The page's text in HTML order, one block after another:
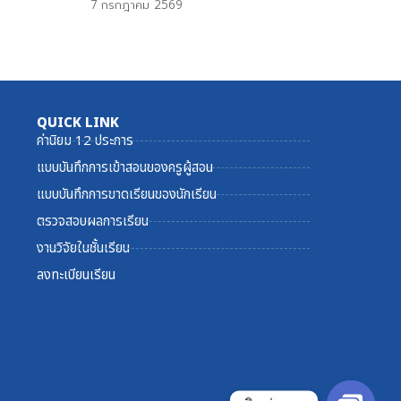
7 กรกฎาคม 2569
QUICK LINK
ค่านิยม 12 ประการ
แบบบันทึกการเข้าสอนของครูผู้สอน
แบบบันทึกการขาดเรียนของนักเรียน
ตรวจสอบผลการเรียน
งานวิจัยในชั้นเรียน
ลงทะเบียนเรียน